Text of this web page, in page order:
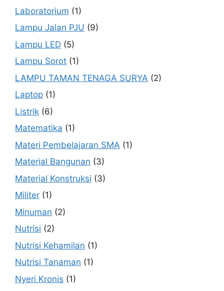
Laboratorium (1)
Lampu Jalan PJU (9)
Lampu LED (5)
Lampu Sorot (1)
LAMPU TAMAN TENAGA SURYA (2)
Laptop (1)
Listrik (6)
Matematika (1)
Materi Pembelajaran SMA (1)
Material Bangunan (3)
Material Konstruksi (3)
Militer (1)
Minuman (2)
Nutrisi (2)
Nutrisi Kehamilan (1)
Nutrisi Tanaman (1)
Nyeri Kronis (1)